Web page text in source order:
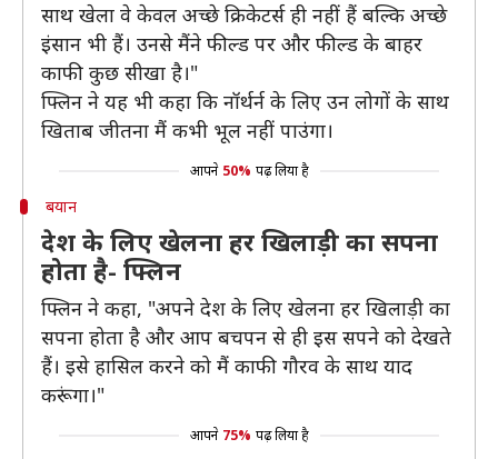
साथ खेला वे केवल अच्छे क्रिकेटर्स ही नहीं हैं बल्कि अच्छे
इंसान भी हैं। उनसे मैंने फील्ड पर और फील्ड के बाहर
काफी कुछ सीखा है।"
फ्लिन ने यह भी कहा कि नॉर्थर्न के लिए उन लोगों के साथ
खिताब जीतना मैं कभी भूल नहीं पाउंगा।
आपने 50% पढ़ लिया है
बयान
देश के लिए खेलना हर खिलाड़ी का सपना
होता है- फ्लिन
फ्लिन ने कहा, "अपने देश के लिए खेलना हर खिलाड़ी का
सपना होता है और आप बचपन से ही इस सपने को देखते
हैं। इसे हासिल करने को मैं काफी गौरव के साथ याद
करूंगा।"
आपने 75% पढ़ लिया है